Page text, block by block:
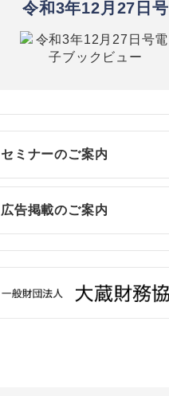
令和3年12月27日号
セミナーのご案内
広告掲載のご案内